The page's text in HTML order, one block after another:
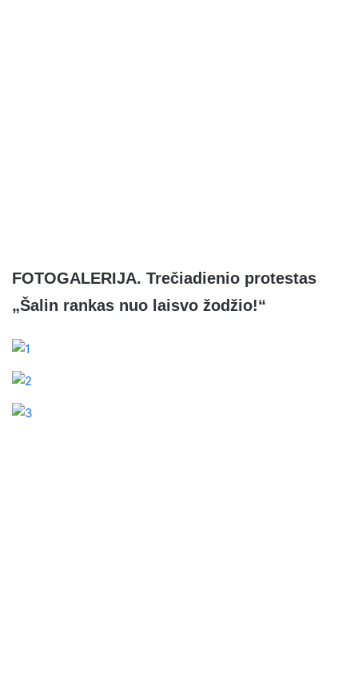
FOTOGALERIJA. Trečiadienio protestas
„Šalin rankas nuo laisvo žodžio!“